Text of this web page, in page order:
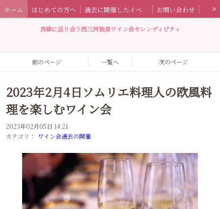
ホーム はじめての方へ 過去に開催したイベント情報
お問い合わせ
セレンディピティとは
特定商取引法に基づく表記 ワイン会ブログ
»
良縁に巡り合う西三河独身ワイン会セレンディピティ
前のページ 一覧へ 次のページ
2023年2月4日ソムリエ料理人の欧風料
理を楽しむワイン会
2023年02月05日 14:21
カテゴリ：
ワイン会過去の開催